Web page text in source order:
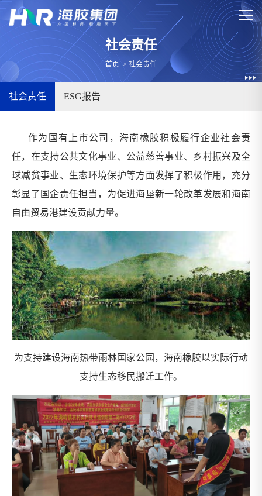
社会责任
首页 > 社会责任
社会责任 ESG报告
作为国有上市公司，海南橡胶积极履行企业社会责
任，在支持公共文化事业、公益慈善事业、乡村振兴及全
球减贫事业、生态环境保护等方面发挥了积极作用，充分
彰显了国企责任担当，为促进海垦新一轮改革发展和海南
自由贸易港建设贡献力量。
为支持建设海南热带雨林国家公园，海南橡胶以实际行动
支持生态移民搬迁工作。